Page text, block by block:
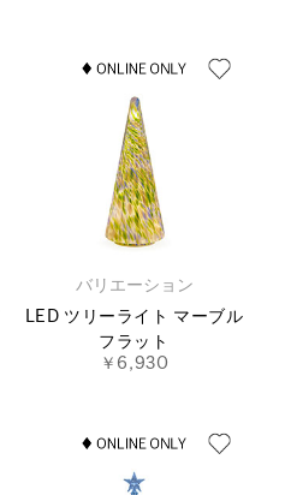
バリエーション
LED ツリーライト マーブル
フラット
￥6,930